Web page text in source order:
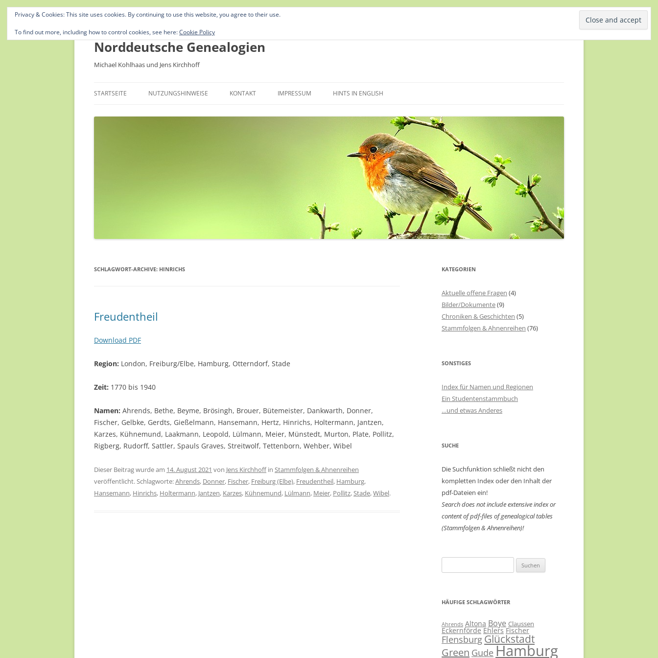
Norddeutsche Genealogien
Michael Kohlhaas und Jens Kirchhoff
Inhalt
STARTSEITE NUTZUNGSHINWEISE KONTAKT IMPRESSUM HINTS IN ENGLISH
SCHLAGWORT-ARCHIVE: HINRICHS
Freudentheil
Download PDF
Region: London, Freiburg/Elbe, Hamburg, Otterndorf, Stade
Zeit: 1770 bis 1940
Namen: Ahrends, Bethe, Beyme, Brösingh, Brouer, Bütemeister, Dankwarth, Donner,
Fischer, Gelbke, Gerdts, Gießelmann, Hansemann, Hertz, Hinrichs, Holtermann, Jantzen,
Karzes, Kühnemund, Laakmann, Leopold, Lülmann, Meier, Münstedt, Murton, Plate, Pollitz,
Rigberg, Rudorff, Sattler, Spauls Graves, Streitwolf, Tettenborn, Wehber, Wibel
Dieser Beitrag wurde am 14. August 2021 von Jens Kirchhoffin Stammfolgen & Ahnenreihen
veröffentlicht. Schlagworte:Ahrends, Donner, Fischer, Freiburg (Elbe), Freudentheil, Hamburg,
Hansemann, Hinrichs, Holtermann, Jantzen, Karzes, Kühnemund, Lülmann, Meier, Pollitz,Stade,Wibel.
KATEGORIEN
Aktuelle offene Fragen (4)
Bilder/Dokumente(9)
Chroniken & Geschichten (5)
Stammfolgen & Ahnenreihen (76)
SONSTIGES
Index für Namen und Regionen
Ein Studentenstammbuch
…und etwas Anderes
SUCHE
Die Suchfunktion schließt nicht den
kompletten Index oder den Inhalt der
pdf-Dateien ein!
Search does not include extensive index or
content ofpdf-files of genealogical tables
(Stammfolgen & Ahnenreihen)!
nach:
HÄUFIGE SCHLAGWÖRTER
Ahrends Altona Boye Claussen
Eckernförde Ehlers Fischer
Flensburg Glückstadt
Green Gude Hamburg
Privacy & Cookies: This site uses cookies. By continuing to use this website, you agree to their use.
To find out more, including how to control cookies, see here:Cookie Policy